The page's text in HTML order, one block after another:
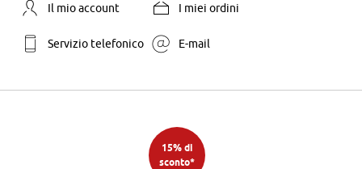
Il mio account I miei ordini
Servizio telefonico E-mail
15% di
sconto*